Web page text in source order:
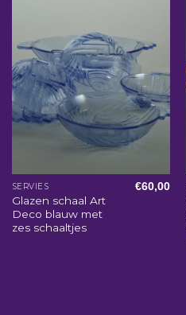
SERVIES
Glazen schaal Art
Deco blauw met
zes schaaltjes
€60,00